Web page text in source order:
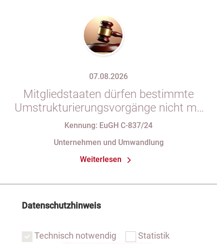
07.08.2026
Mitgliedstaaten dürfen bestimmte
Umstrukturierungsvorgänge nicht mit
indirekten Steuern belasten
Kennung: EuGH C-837/24
Unternehmen und Umwandlung
Weiterlesen
Datenschutzhinweis
Technisch notwendig Statistik